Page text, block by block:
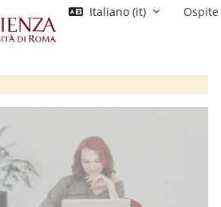
Italiano ‎(it)‎ Ospite